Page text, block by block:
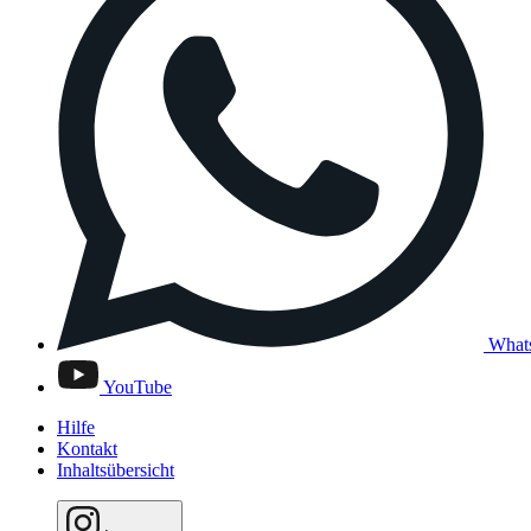
YouTube
Hilfe
Kontakt
Inhaltsübersicht